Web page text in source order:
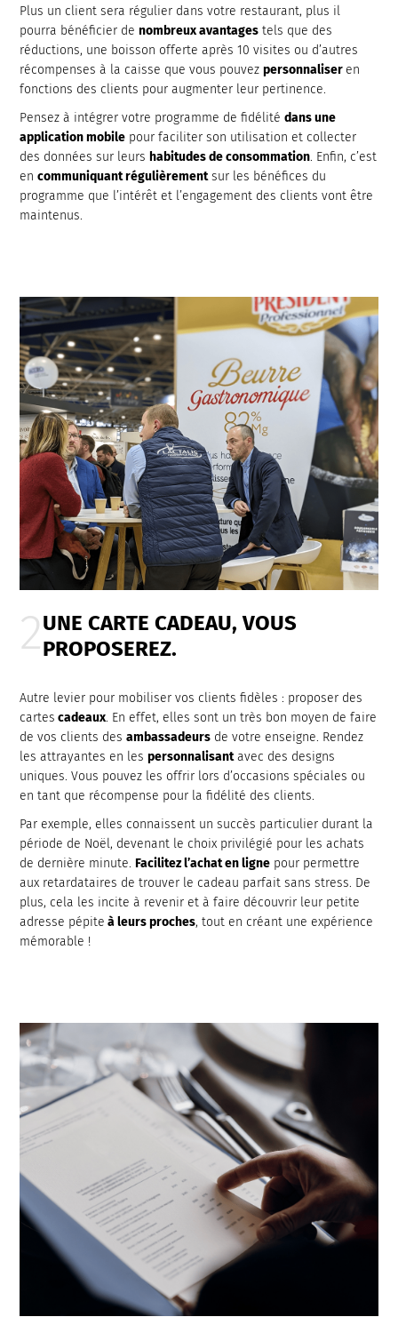
Plus un client sera régulier dans votre restaurant, plus il
pourra bénéficier denombreux avantages tels que des
réductions, une boisson offerte après 10 visites ou d’autres
récompenses à la caisse que vous pouvezpersonnaliser en
fonctions des clients pour augmenter leur pertinence.
Pensez à intégrer votre programme de fidélitédans une
application mobile pour faciliter son utilisation et collecter
des données sur leurs habitudes de consommation. Enfin, c’est
encommuniquant régulièrementsur les bénéfices du
programme que l’intérêt et l’engagement des clients vont être
maintenus.
UNE CARTE CADEAU, VOUS
PROPOSEREZ.
Autre levier pour mobiliser vos clients fidèles : proposer des
cartes cadeaux. En effet, elles sont un très bon moyen de faire
de vos clients desambassadeurs de votre enseigne. Rendez
les attrayantes en lespersonnalisantavec des designs
uniques. Vous pouvez les offrir lors d’occasions spéciales ou
en tant que récompense pour la fidélité des clients.
Par exemple, elles connaissent un succès particulier durant la
période de Noël, devenant le choix privilégié pour les achats
de dernière minute.Facilitez l’achat en ligne pour permettre
aux retardataires de trouver le cadeau parfait sans stress. De
plus, cela les incite à revenir et à faire découvrir leur petite
adresse pépite à leurs proches, tout en créant une expérience
mémorable !